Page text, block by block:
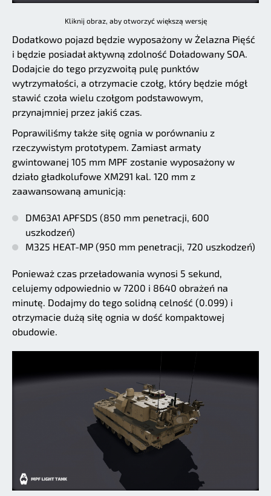
Kliknij obraz, aby otworzyć większą wersję
Dodatkowo pojazd będzie wyposażony w Żelazna Pięść
i będzie posiadał aktywną zdolność Doładowany SOA.
Dodajcie do tego przyzwoitą pulę punktów
wytrzymałości, a otrzymacie czołg, który będzie mógł
stawić czoła wielu czołgom podstawowym,
przynajmniej przez jakiś czas.
Poprawiliśmy także siłę ognia w porównaniu z
rzeczywistym prototypem. Zamiast armaty
gwintowanej 105 mm MPF zostanie wyposażony w
działo gładkolufowe XM291 kal. 120 mm z
zaawansowaną amunicją:
DM63A1 APFSDS (850 mm penetracji, 600
uszkodzeń)
M325 HEAT-MP (950 mm penetracji, 720 uszkodzeń)
Ponieważ czas przeładowania wynosi 5 sekund,
celujemy odpowiednio w 7200 i 8640 obrażeń na
minutę. Dodajmy do tego solidną celność (0.099) i
otrzymacie dużą siłę ognia w dość kompaktowej
obudowie.